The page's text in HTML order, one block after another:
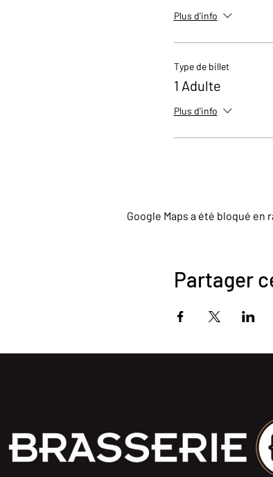
Plus d'info
Type de billet
1 Adulte
Plus d'info
Google Maps a été bloqué
Partager